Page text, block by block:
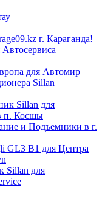
г. Караганда!
для Автомир
Sillan
Sillan для
п. Косшы
и Подъемники в г.
GL3 B1 для Центра
Sillan для